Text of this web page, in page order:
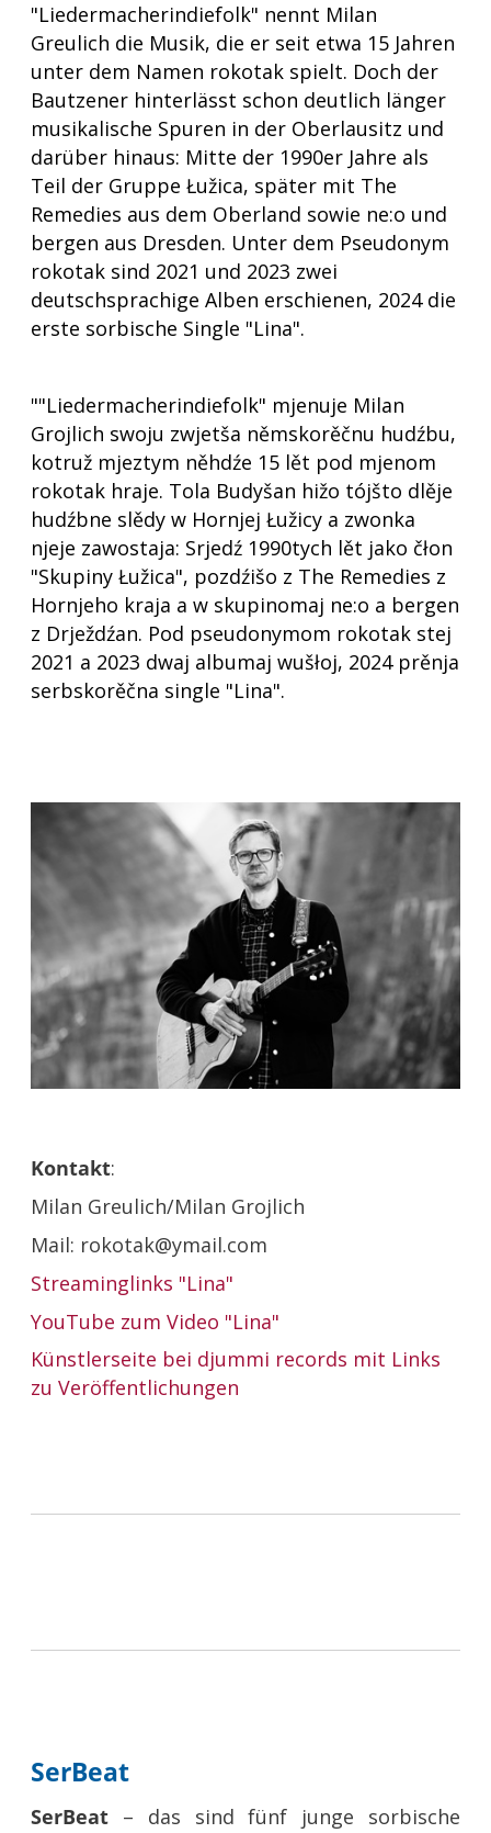
"Liedermacherindiefolk" nennt Milan
Greulich die Musik, die er seit etwa 15 Jahren
unter dem Namen rokotak spielt. Doch der
Bautzener hinterlässt schon deutlich länger
musikalische Spuren in der Oberlausitz und
darüber hinaus: Mitte der 1990er Jahre als
Teil der Gruppe Łužica, später mit The
Remedies aus dem Oberland sowie ne:o und
bergen aus Dresden. Unter dem Pseudonym
rokotak sind 2021 und 2023 zwei
deutschsprachige Alben erschienen, 2024 die
erste sorbische Single "Lina".
""Liedermacherindiefolk" mjenuje Milan
Grojlich swoju zwjetša němskorěčnu hudźbu,
kotruž mjeztym něhdźe 15 lět pod mjenom
rokotak hraje. Tola Budyšan hižo tójšto dlěje
hudźbne slědy w Hornjej Łužicy a zwonka
njeje zawostaja: Srjedź 1990tych lět jako čłon
"Skupiny Łužica", pozdźišo z The Remedies z
Hornjeho kraja a w skupinomaj ne:o a bergen
z Drježdźan. Pod pseudonymom rokotak stej
2021 a 2023 dwaj albumaj wušłoj, 2024 prěnja
serbskorěčna single "Lina".
Kontakt:
Milan Greulich/Milan Grojlich
Mail: rokotak@ymail.com
Streaminglinks "Lina"
YouTube zum Video "Lina"
Künstlerseite bei djummi records mit Links
zu Veröffentlichungen
SerBeat
SerBeat – das sind fünf junge sorbische